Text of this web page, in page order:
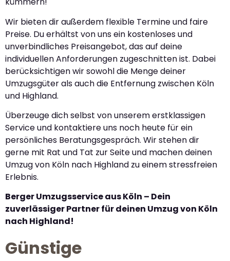
Wir bieten dir außerdem flexible Termine und faire
Preise. Du erhältst von uns ein kostenloses und
unverbindliches Preisangebot, das auf deine
individuellen Anforderungen zugeschnitten ist. Dabei
berücksichtigen wir sowohl die Menge deiner
Umzugsgüter als auch die Entfernung zwischen Köln
und Highland.
Überzeuge dich selbst von unserem erstklassigen
Service und kontaktiere uns noch heute für ein
persönliches Beratungsgespräch. Wir stehen dir
gerne mit Rat und Tat zur Seite und machen deinen
Umzug von Köln nach Highland zu einem stressfreien
Erlebnis.
Berger Umzugsservice aus Köln – Dein
zuverlässiger Partner für deinen Umzug von Köln
nach Highland!
Günstige